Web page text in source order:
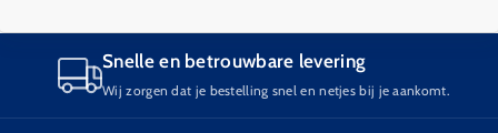
Snelle en betrouwbare levering
Wij zorgen dat je bestelling snel en netjes bij je aankomt.